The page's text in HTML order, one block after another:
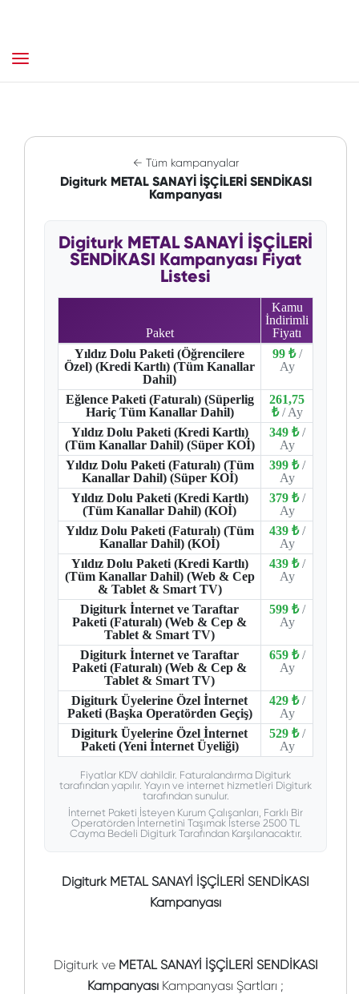
← Tüm kampanyalar
Digiturk METAL SANAYİ İŞÇİLERİ SENDİKASI
Kampanyası
Digiturk METAL SANAYİ İŞÇİLERİ
SENDİKASI Kampanyası Fiyat
Listesi
Paket
Kamu
İndirimli
Fiyatı
Yıldız Dolu Paketi (Öğrencilere
Özel) (Kredi Kartlı) (Tüm Kanallar
Dahil)
99 ₺ /
Ay
Eğlence Paketi (Faturalı) (Süperlig
Hariç Tüm Kanallar Dahil)
261,75
₺ / Ay
Yıldız Dolu Paketi (Kredi Kartlı)
(Tüm Kanallar Dahil) (Süper KOİ)
349 ₺ /
Ay
Yıldız Dolu Paketi (Faturalı) (Tüm
Kanallar Dahil) (Süper KOİ)
399 ₺ /
Ay
Yıldız Dolu Paketi (Kredi Kartlı)
(Tüm Kanallar Dahil) (KOİ)
379 ₺ /
Ay
Yıldız Dolu Paketi (Faturalı) (Tüm
Kanallar Dahil) (KOİ)
439 ₺ /
Ay
Yıldız Dolu Paketi (Kredi Kartlı)
(Tüm Kanallar Dahil) (Web & Cep
& Tablet & Smart TV)
439 ₺ /
Ay
Digiturk İnternet ve Taraftar
Paketi (Faturalı) (Web & Cep &
Tablet & Smart TV)
599 ₺ /
Ay
Digiturk İnternet ve Taraftar
Paketi (Faturalı) (Web & Cep &
Tablet & Smart TV)
659 ₺ /
Ay
Digiturk Üyelerine Özel İnternet
Paketi (Başka Operatörden Geçiş)
429 ₺ /
Ay
Digiturk Üyelerine Özel İnternet
Paketi (Yeni İnternet Üyeliği)
529 ₺ /
Ay
Fiyatlar KDV dahildir. Faturalandırma Digiturk
tarafından yapılır. Yayın ve internet hizmetleri Digiturk
tarafından sunulur.
İnternet Paketi İsteyen Kurum Çalışanları, Farklı Bir
Operatörden İnternetini Taşımak İsterse 2500 TL
Cayma Bedeli Digiturk Tarafından Karşılanacaktır.
Digiturk METAL SANAYİ İŞÇİLERİ SENDİKASI
Kampanyası
Digiturk ve METAL SANAYİ İŞÇİLERİ SENDİKASI
Kampanyası Kampanyası Şartları ;